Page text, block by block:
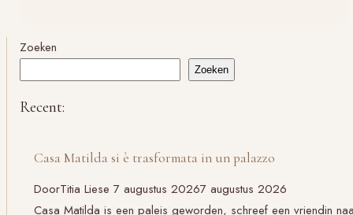
Zoeken
Zoeken
Recent:
Casa Matilda si è trasformata in un palazzo
DoorTitia Liese 7 augustus 20267 augustus 2026
Casa Matilda is een paleis geworden, schreef een vriendin